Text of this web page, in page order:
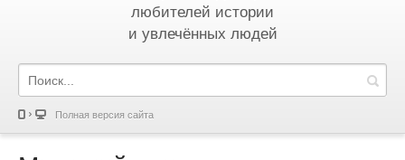
любителей истории
и увлечённых людей
Полная версия сайта